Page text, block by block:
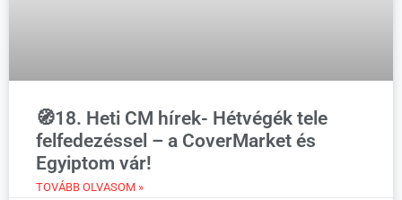
🧭18. Heti CM hírek- Hétvégék tele
felfedezéssel – a CoverMarket és
Egyiptom vár!
TOVÁBB OLVASOM »